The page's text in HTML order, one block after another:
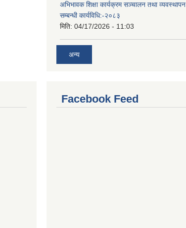
अभिभावक शिक्षा कार्यक्रम सञ्चालन तथा व्यवस्थापन
सम्बन्धी कार्यविधि:-२०८३
मिति: 04/17/2026 - 11:03
अन्य
Facebook Feed